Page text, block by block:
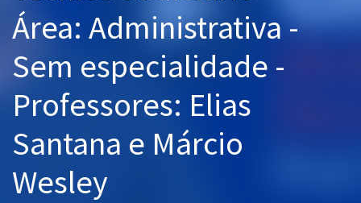
Blog
Aprovados
Atendimento
Área: Administrativa -
Sem especialidade -
Professores: Elias
Santana e Márcio
Wesley